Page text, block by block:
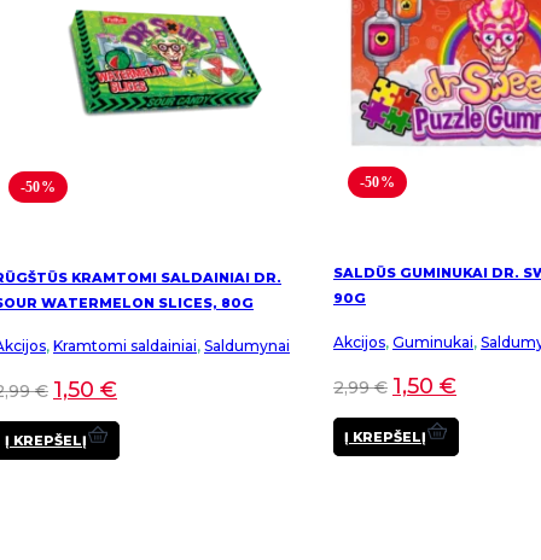
-50%
KRAMTOMI SALDAINIAI DR.
WATERMELON SLICES, 80G
, Kramtomi saldainiai, Saldumynai
€ 1,50 €
Į KREPŠELĮ
-50%
SALDŪS GUMINUKAI DR.
90G
Akcijos, Guminukai,
2,99€ 1,50 €
Į KREPŠELĮ